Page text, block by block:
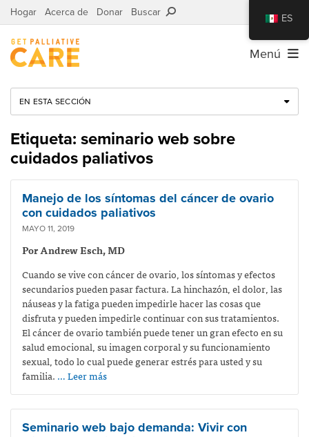
Hogar Acerca de Donar Buscar
Menú
EN ESTA SECCIÓN
Etiqueta: seminario web sobre
cuidados paliativos
Manejo de los síntomas del cáncer de ovario
con cuidados paliativos
MAYO 11, 2019
Por Andrew Esch, MD
Cuando se vive con cáncer de ovario, los síntomas y efectos
secundarios pueden pasar factura. La hinchazón, el dolor, las
náuseas y la fatiga pueden impedirle hacer las cosas que
disfruta y pueden impedirle continuar con sus tratamientos.
El cáncer de ovario también puede tener un gran efecto en su
salud emocional, su imagen corporal y su funcionamiento
sexual, todo lo cual puede generar estrés para usted y su
familia. … Leer más
Seminario web bajo demanda: Vivir con
ES